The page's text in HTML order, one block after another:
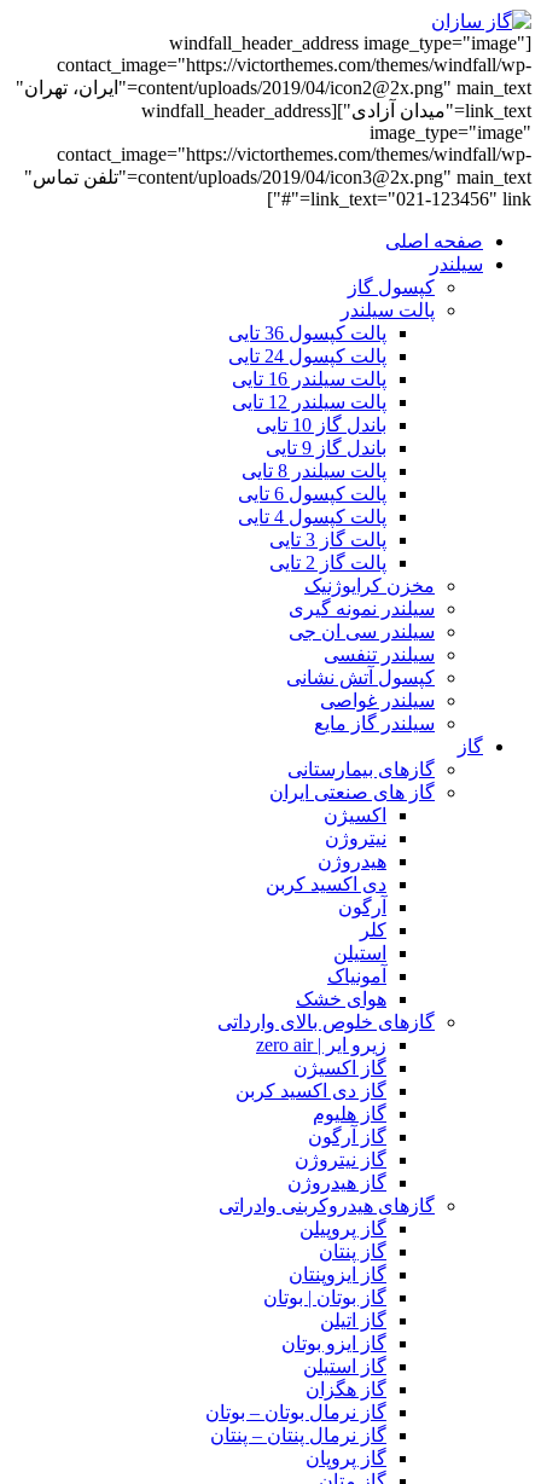
[windfall_header_address image_type="image"
contact_image="https://victorthemes.com/themes/windfall/wp-
content/uploads/2019/04/icon2@2x.png" main_text="ایران، تهران"
link_text="میدان آزادی"][windfall_header_address
image_type="image"
contact_image="https://victorthemes.com/themes/windfall/wp-
content/uploads/2019/04/icon3@2x.png" main_text="تلفن تماس"
link_text="021-123456" link="#"]
صفحه اصلی
سیلندر
کپسول گاز
پالت سیلندر
پالت کپسول 36 تایی
پالت کپسول 24 تایی
پالت سیلندر 16 تایی
پالت سیلندر 12 تایی
باندل گاز 10 تایی
باندل گاز 9 تایی
پالت سیلندر 8 تایی
پالت کپسول 6 تایی
پالت کپسول 4 تایی
پالت گاز 3 تایی
پالت گاز 2 تایی
مخزن کرایوژنیک
سیلندر نمونه گیری
سیلندر سی ان جی
سیلندر تنفسی
کپسول آتش نشانی
سیلندر غواصی
سیلندر گاز مایع
گاز
گازهای بیمارستانی
گاز های صنعتی ایران
اکسیژن
نیتروژن
هیدروژن
دی اکسید کربن
آرگون
کلر
استیلن
آمونیاک
هوای خشک
گازهای خلوص بالای وارداتی
زیرو ایر | zero air
گاز اکسیژن
گاز دی اکسید کربن
گاز هلیوم
گاز آرگون
گاز نیتروژن
گاز هیدروژن
گازهای هیدروکربنی وادراتی
گاز پروپیلن
گاز پنتان
گاز ایزوپنتان
گاز بوتان | بوتان
گاز اتیلن
گاز ایزو بوتان
گاز استیلن
گاز هگزان
گاز نرمال بوتان – بوتان
گاز نرمال پنتان – پنتان
گاز پروپان